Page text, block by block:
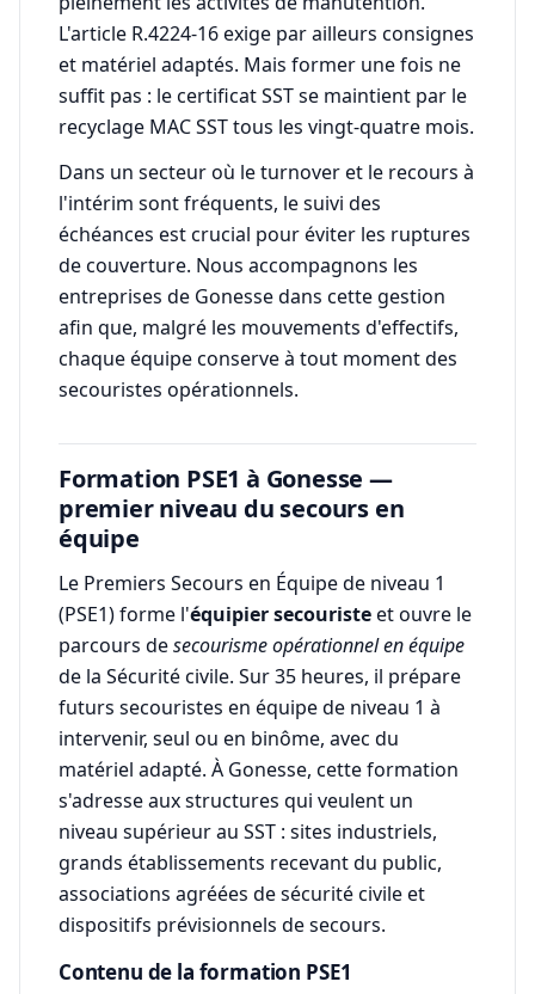
L'article R.4224-16 exige par ailleurs consignes
et matériel adaptés. Mais former une fois ne
suffit pas : le certificat SST se maintient par le
recyclage MAC SST tous les vingt-quatre mois.
Dans un secteur où le turnover et le recours à
l'intérim sont fréquents, le suivi des
échéances est crucial pour éviter les ruptures
de couverture. Nous accompagnons les
entreprises de Gonesse dans cette gestion
afin que, malgré les mouvements d'effectifs,
chaque équipe conserve à tout moment des
secouristes opérationnels.
Formation PSE1 à Gonesse —
premier niveau du secours en
équipe
Le Premiers Secours en Équipe de niveau 1
(PSE1) forme l'équipier secouristeet ouvre le
parcours desecourisme opérationnel en équipe
de la Sécurité civile. Sur 35 heures, il prépare
futurs secouristes en équipe de niveau 1 à
intervenir, seul ou en binôme, avec du
matériel adapté. À Gonesse, cette formation
s'adresse aux structures qui veulent un
niveau supérieur au SST : sites industriels,
grands établissements recevant du public,
associations agréées de sécurité civile et
dispositifs prévisionnels de secours.
Contenu de la formation PSE1